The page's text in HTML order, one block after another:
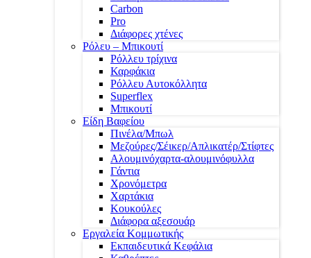
Carbon
Pro
Διάφορες χτένες
Ρόλευ – Μπικουτί
Ρόλλευ τρίχινα
Καρφάκια
Ρόλλευ Αυτοκόλλητα
Superflex
Μπικουτί
Είδη Βαφείου
Πινέλα/Μπωλ
Μεζούρες/Σέικερ/Απλικατέρ/Στίφτες
Αλουμινόχαρτα-αλουμινόφυλλα
Γάντια
Χρονόμετρα
Χαρτάκια
Κουκούλες
Διάφορα αξεσουάρ
Εργαλεία Κομμωτικής
Εκπαιδευτικά Κεφάλια